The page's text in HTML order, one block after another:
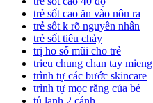
trẻ sốt cao ăn vào nôn ra
trẻ sốt k rõ nguyên nhân
trẻ sốt tiêu chảy
trị ho sổ mũi cho trẻ
trieu chung chan tay mieng
trình tự các bước skincare
trình tự mọc răng của bé
tủ lạnh 2 cánh